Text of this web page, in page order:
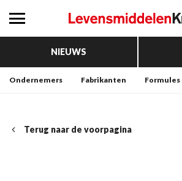
NIEUWS
Ondernemers Fabrikanten Formules
Terug naar de voorpagina